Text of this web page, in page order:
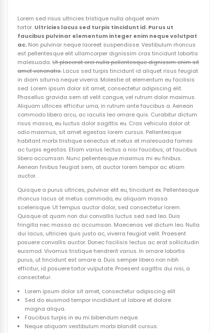
Lorem sed risus ultricies tristique nulla aliquet enim
tortor. Ultricies lacus sed turpis tincidunt id. Purus ut
faucibus pulvinar elementum integer enim neque volutpat
ac.Non pulvinar neque laoreet suspendisse. Vestibulum rhoncus
est pellentesque elit ullamcorper dignissim cras tincidunt lobortis
malesuada.Ut placerat orci nulla pellentesque dignissim enim sit
amet venenatis.Lacus sed turpis tincidunt id aliquet risus feugiat
in diam siturna neque viverra. Molestie at elementum eu facilisis
sed. Lorem ipsum dolor sit amet, consectetur adipiscing elit.
Phasellus gravida sem at velit congue, vel rutrum dolor maximus.
Aliquam ultrices efficitur urna, in rutrum ante faucibus a. Aenean
commodo libero arcu, ac iaculis leo ornare quis. Curabitur dictum
risus massa, eu luctus dolor sagittis eu. Cras vehicula dolor at
odio maximus, sit amet egestas lorem cursus. Pellentesque
habitant morbi tristique senectus et netus et malesuada fames
ac turpis egestas. Etiam varius lectus a nisi faucibus, at faucibus
libero accumsan. Nunc pellentesque maximus mi eu finibus.
Aenean finibus feugiat sem, at auctor lorem tempor ac etiam
auctor.
Quisque a purus ultrices, pulvinar elit eu, tincidunt ex. Pellentesque
rhoncus lacus at metus commodo, eu aliquam massa
scelerisque. Ut tempus auctor dolor, sed consectetur lorem.
Quisque at quam non dui convallis luctus sed sed leo. Duis
fringilla nec massa ac accumsan. Maecenas vel dictum leo. Nulla
dui lacus, ultricies quis justo ac, viverra feugiat velit. Praesent
posuere convallis auctor. Donec facilisis lectus ac erat sollicitudin
euismod. Vivamus tristique hendrerit varius. In ornare lobortis
purus, ut tincidunt est ornare a. Duis semper libero non nibh
efficitur, id posuere tortor vulputate. Praesent sagittis dui nisi, a
consectetur.
Lorem ipsum dolor sit amet, consectetur adipiscing elit
Sed do eiusmod tempor incididunt ut labore et dolore
magna aliqua.
Faucibus turpis in eu mi bibendum neque.
Neque aliquam vestibulum morbi blandit cursus.